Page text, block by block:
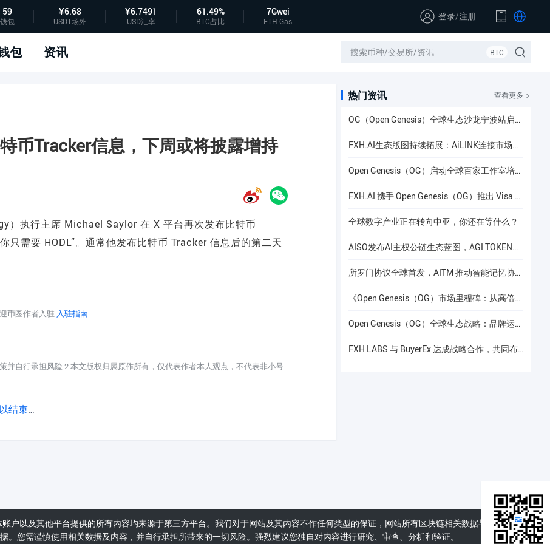
59
钱包
¥6.68
USDT场外
¥6.7491
USD汇率
61.49%
BTC占比
7Gwei
ETH Gas 登录/注册
包 资讯 BTC
币Tracker信息，下周或将披露增持
执行主席 Michael Saylor 在 X 平台再次发布比特币
只需要 HODL”。通常他发布比特币 Tracker 信息后的第二天
币圈作者入驻 入驻指南
并自行承担风险 2.本文版权归属原作所有，仅代表作者本人观点，不代表非小号
战争
热门资讯 查看更多
OG（Open Genesis）全球生态沙龙宁波站启幕，聚焦AI × Web3共识与应用落地
FXH.AI生态版图持续拓展：AiLINK连接市场数据、AI洞察与安全协作
Open Genesis（OG）启动全球百家工作室培养计划
FXH.AI 携手 Open Genesis（OG）推出 Visa 联名实体卡
全球数字产业正在转向中亚，你还在等什么？
AISO发布AI主权公链生态蓝图，AGI TOKEN计划于12月24日上线Gate.io
所罗门协议全球首发，AITM 推动智能记忆协议进入全球协作阶段
《Open Genesis（OG）市场里程碑：从高倍增长到共识流动性的价值重构》
Open Genesis（OG）全球生态战略：品牌运营赋能下的线下共识网络建设
FXH LABS 与 BuyerEx 达成战略合作，共同布局 AI 智能交易新时代
户以及其他平台提供的所有内容均来源于第三方平台。我们对于网站及其内容不作任何类型的保证，网站所有区块链相关数据与资料仅供用
您需谨慎使用相关数据及内容，并自行承担所带来的一切风险。强烈建议您独自对内容进行研究、审查、分析和验证。